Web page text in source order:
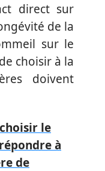
direct sur
de la
sur le
choisir à la
doivent
le
à
de